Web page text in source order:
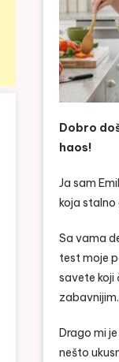
Dobro
haos!
Ja sam
koja stalno
Sa vama
test moje
savete koji
zabavnijim.
Drago mi
nešto